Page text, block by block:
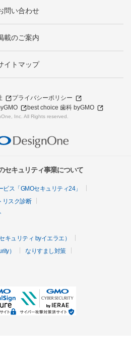
問い合わせ
載のご案内
イトマップ
プライバシーポリシー
best choice 歯科 byGMO
Inc. All Rights reserved.
セキュリティ事業について
ス「GMOセキュリティ24」
リスク診断
キュリティ byイエラエ）
）
なりすまし対策